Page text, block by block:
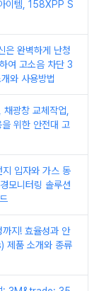
이템, 158XPP S
은 완벽하게 난청
여 고소음 차단 3
와 사용방법
광창 교체작업,
위한 안전대 고
지 입자와 가스 동
모니터링 솔루션
지! 효율성과 안
제품 소개와 종류